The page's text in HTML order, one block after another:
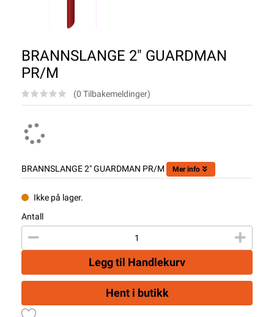
BRANNSLANGE 2" GUARDMAN
PR/M
(0 Tilbakemeldinger)
BRANNSLANGE 2" GUARDMAN PR/M Mer info
Ikke på lager.
Antall
Legg til Handlekurv
Hent i butikk